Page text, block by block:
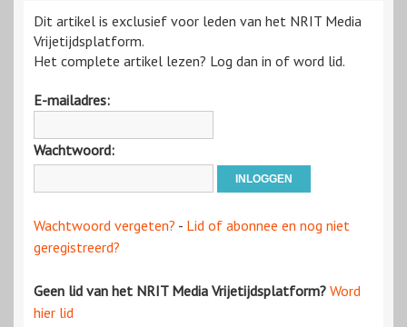
Dit artikel is exclusief voor leden van het NRIT Media
Vrijetijdsplatform.
Het complete artikel lezen? Log dan in of word lid.
E-mailadres:
Wachtwoord:
Wachtwoord vergeten? - Lid of abonnee en nog niet
geregistreerd?
Geen lid van het NRIT Media Vrijetijdsplatform? Word
hier lid